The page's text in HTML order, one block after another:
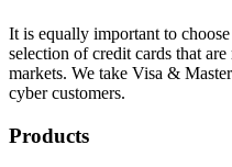
It is equally important to
selection of credit cards that
markets. We take Visa &
cyber customers.
Products